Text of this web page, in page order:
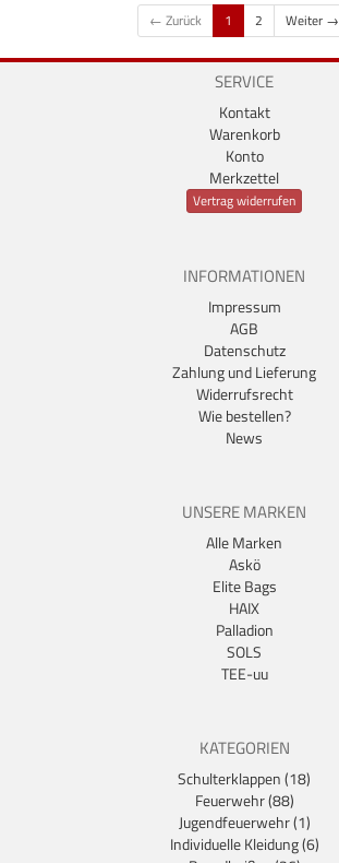
← Zurück 1 2 Weiter →
SERVICE
Kontakt
Warenkorb
Konto
Merkzettel
Vertrag widerrufen
INFORMATIONEN
Impressum
AGB
Datenschutz
Zahlung und Lieferung
Widerrufsrecht
Wie bestellen?
News
UNSERE MARKEN
Alle Marken
Askö
Elite Bags
HAIX
Palladion
SOLS
TEE-uu
KATEGORIEN
Schulterklappen (18)
Feuerwehr (88)
Jugendfeuerwehr (1)
Individuelle Kleidung (6)